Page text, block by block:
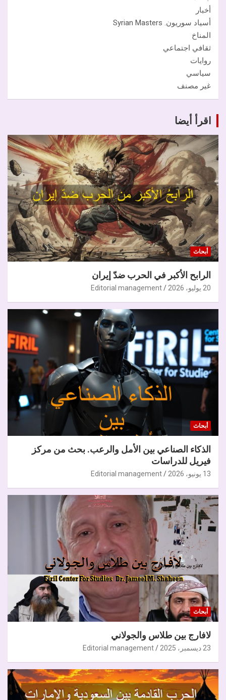
أخبار
أسياد سوريون. Syrian Masters
المناخ
ثقافي اجتماعي
روايات
سياسي
غير مصنف
اقرأ أيضا
أبحاث
الرابح الأكبر في الحرب ضدّ إيران
20 يوليو، 2026 Editorial management
أبحاث
الذكاء الصناعي بين الأمل والرعب. بحث من مركز
فيريل للدراسات
13 يونيو، 2026 Editorial management
أبحاث
لافارج بين طلاس والجولاني
23 ديسمبر، 2025 Editorial management